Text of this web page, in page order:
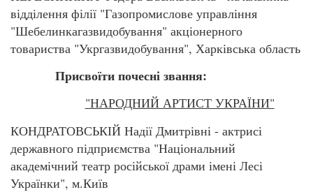
відділення філії "Газопромислове управління
"Шебелинкагазвидобування" акціонерного
товариства "Укргазвидобування", Харківська область
Присвоїти почесні звання:
"НАРОДНИЙ АРТИСТ УКРАЇНИ"
КОНДРАТОВСЬКІЙ Надії Дмитрівні - актрисі
державного підприємства "Національний
академічний театр російської драми імені Лесі
Українки", м.Київ